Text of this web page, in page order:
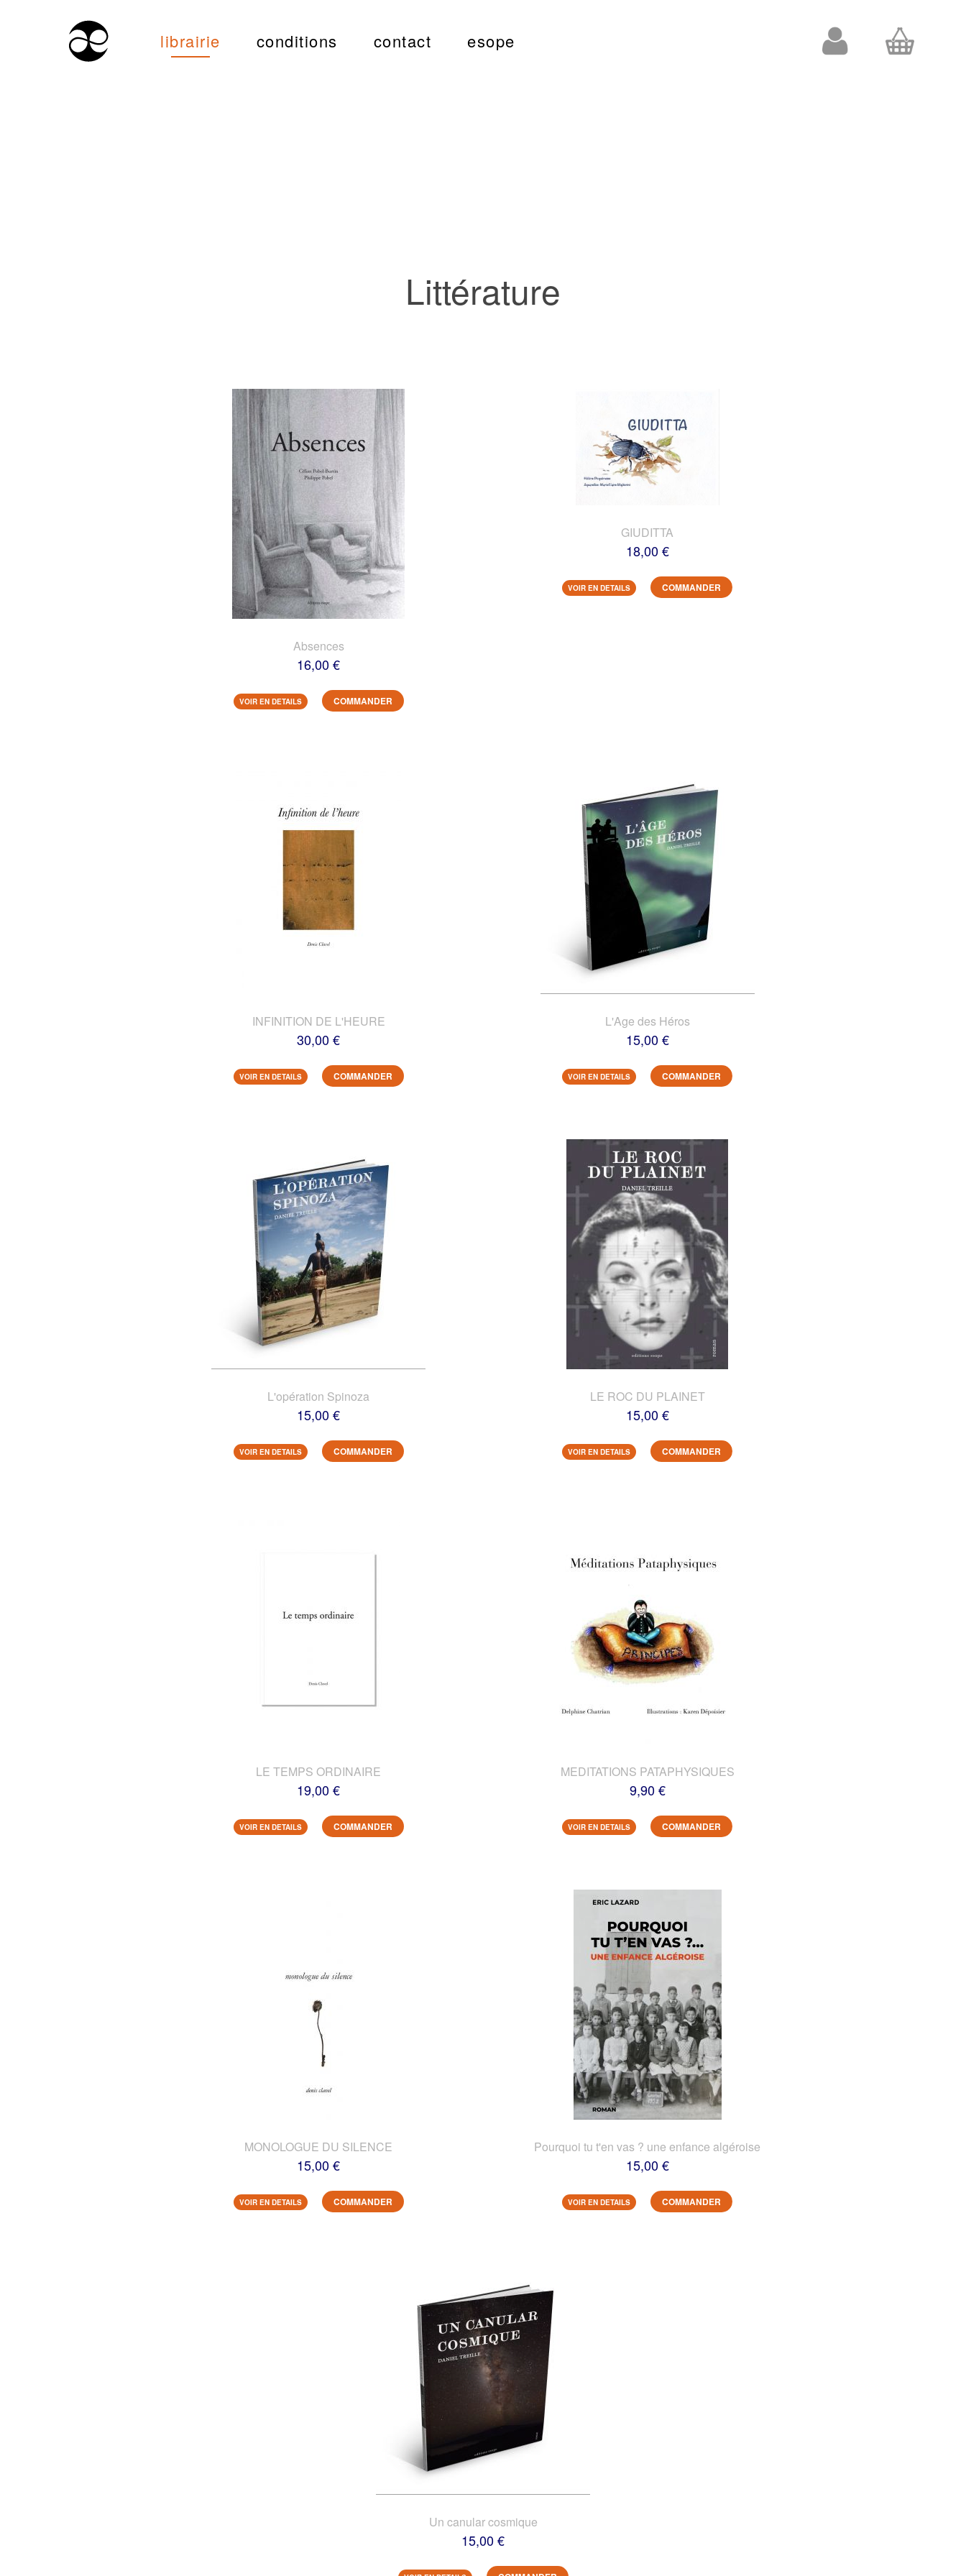
librairie conditions contact esope
Littérature
Absences
16,00 €
VOIR EN DETAILS COMMANDER
GIUDITTA
18,00 €
VOIR EN DETAILS COMMANDER
INFINITION DE L'HEURE
30,00 €
VOIR EN DETAILS COMMANDER
L'Age des Héros
15,00 €
VOIR EN DETAILS COMMANDER
L'opération Spinoza
15,00 €
VOIR EN DETAILS COMMANDER
LE ROC DU PLAINET
15,00 €
VOIR EN DETAILS COMMANDER
LE TEMPS ORDINAIRE
19,00 €
VOIR EN DETAILS COMMANDER
MEDITATIONS PATAPHYSIQUES
9,90 €
VOIR EN DETAILS COMMANDER
MONOLOGUE DU SILENCE
15,00 €
VOIR EN DETAILS COMMANDER
Pourquoi tu t'en vas ? une enfance algéroise
15,00 €
VOIR EN DETAILS COMMANDER
Un canular cosmique
15,00 €